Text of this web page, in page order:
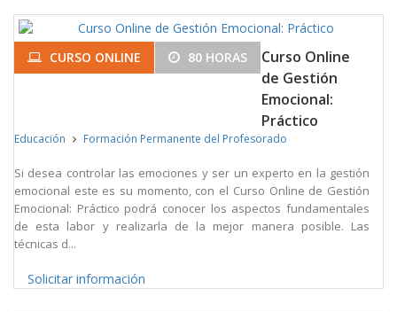
CURSO ONLINE 80 HORAS
Curso Online
de Gestión
Emocional:
Práctico
Educación Formación Permanente del Profesorado
Si desea controlar las emociones y ser un experto en la gestión
emocional este es su momento, con el Curso Online de Gestión
Emocional: Práctico podrá conocer los aspectos fundamentales
de esta labor y realizarla de la mejor manera posible. Las
técnicas d...
Solicitar información